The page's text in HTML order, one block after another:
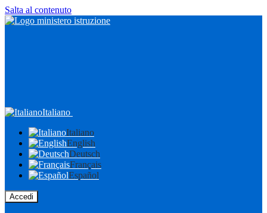
Salta al contenuto
Italiano
Italiano
English
Deutsch
Français
Español
Accedi